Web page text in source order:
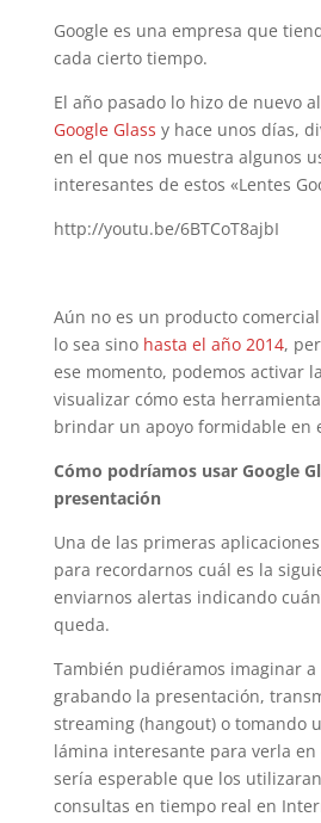
Google es una empresa que
cada cierto tiempo.
El año pasado lo hizo de nuevo
Google Glass y hace unos días,
en el que nos muestra algunos
interesantes de estos «Lentes
http://youtu.be/6BTCoT8ajbI
Aún no es un producto
lo sea sino hasta el año 2014,
ese momento, podemos activar
visualizar cómo esta
brindar un apoyo formidable en
Cómo podríamos usar Google
presentación
Una de las primeras
para recordarnos cuál es la
enviarnos alertas indicando
queda.
También pudiéramos imaginar a
grabando la presentación,
streaming (hangout) o tomando
lámina interesante para verla
sería esperable que los
consultas en tiempo real en